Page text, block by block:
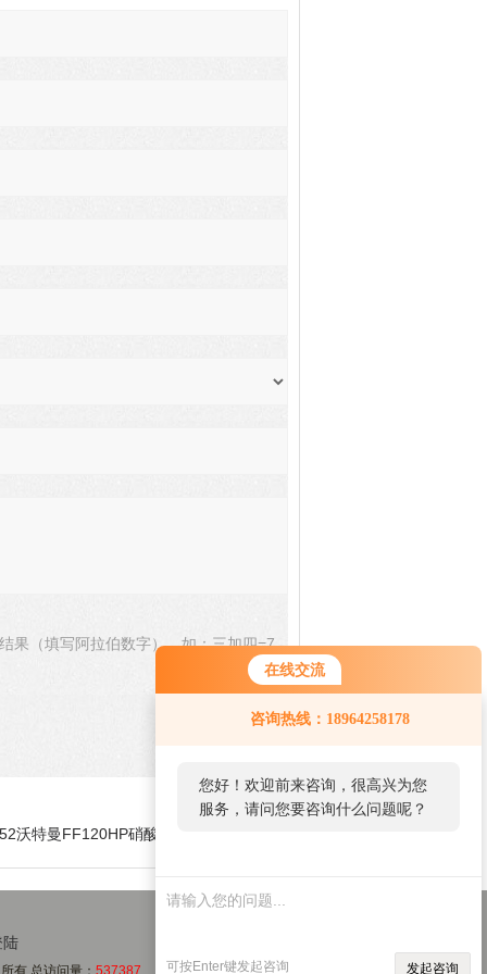
在线交流
咨询热线：18964258178
您好！欢迎前来咨询，很高兴为您
服务，请问您要咨询什么问题呢？
您好，看您停留很久了，是否找到
了需求产品，您可以直接在线与我
可按Enter键发起咨询 发起咨询
果（填写阿拉伯数字），如：三加四=7
沃特曼FF120HP硝酸纤维素滤膜 NC膜
有 总访问量： 537387